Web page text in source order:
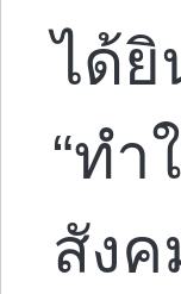
ได้
“ทำ
สังค